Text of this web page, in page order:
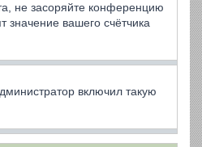
не засоряйте конференцию
вашего счётчика
включил такую